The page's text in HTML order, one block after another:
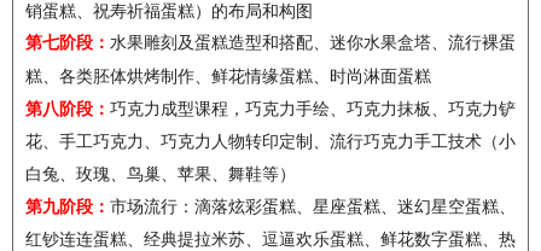
销蛋糕、祝寿祈福蛋糕）的布局和构图
第七阶段： 水果雕刻及蛋糕造型和搭配、迷你水果盒塔、流行裸蛋
糕、各类胚体烘烤制作、鲜花情缘蛋糕、时尚淋面蛋糕
第八阶段： 巧克力成型课程，巧克力手绘、巧克力抹板、巧克力铲
花、手工巧克力、巧克力人物转印定制、流行巧克力手工技术（小
白兔、玫瑰、鸟巢、苹果、舞鞋等）
第九阶段： 市场流行：滴落炫彩蛋糕、星座蛋糕、迷幻星空蛋糕、
红钞连连蛋糕、经典提拉米苏、逗逼欢乐蛋糕、鲜花数字蛋糕、热